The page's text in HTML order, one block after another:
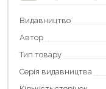
Видавництво
Автор
Тип товару
Серія видавництва